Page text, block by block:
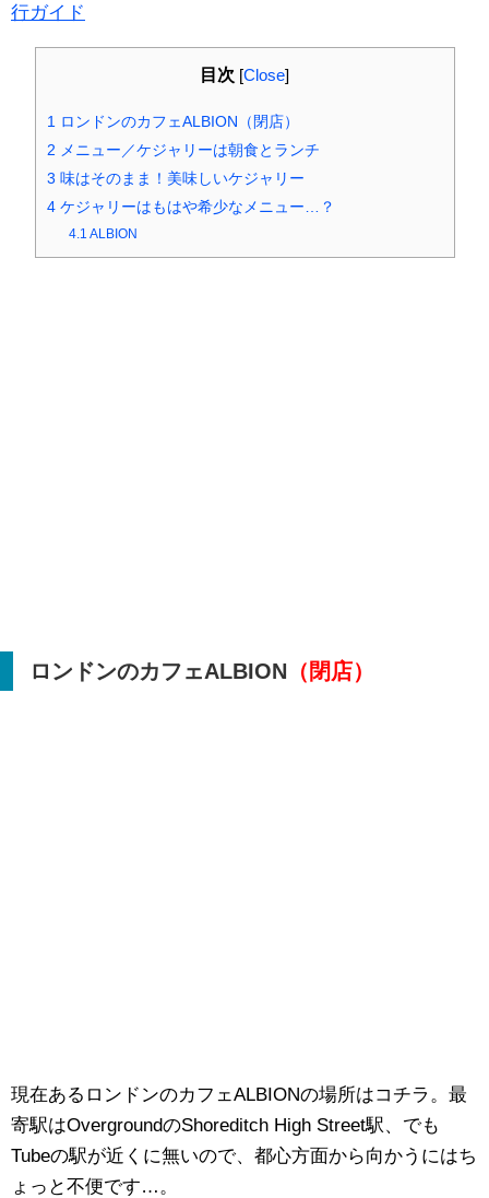
行ガイド
目次 [Close]
1
ロンドンのカフェALBION（閉店）
2 メニュー／ケジャリーは朝食とランチ
3 味はそのまま！美味しいケジャリー
4ケジャリーはもはや希少なメニュー…？
4.1 ALBION
ロンドンのカフェALBION （閉店）
現在あるロンドンのカフェALBIONの場所はコチラ。最
寄駅はOvergroundのShoreditch High Street駅、でも
Tubeの駅が近くに無いので、都心方面から向かうにはち
ょっと不便です…。